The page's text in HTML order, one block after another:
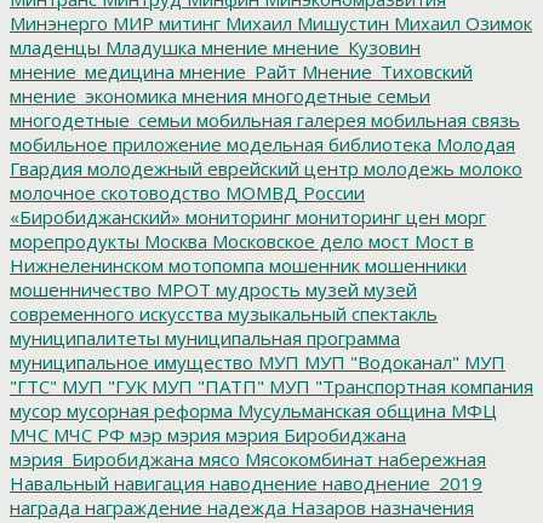
Минэнерго МИР митинг Михаил Мишустин Михаил Озимок
младенцы Младушка мнение мнение_Кузовин
мнение_медицина мнение_Райт Мнение_Тиховский
мнение_экономика мнения многодетные семьи
многодетные_семьи мобильная галерея мобильная связь
мобильное приложение модельная библиотека Молодая
Гвардия молодежный еврейский центр молодежь молоко
молочное скотоводство МОМВД России
«Биробиджанский» мониторинг мониторинг цен морг
морепродукты Москва Московское дело мост Мост в
Нижнеленинском мотопомпа мошенник мошенники
мошенничество МРОТ мудрость музей музей
современного искусства музыкальный спектакль
муниципалитеты муниципальная программа
муниципальное имущество МУП МУП "Водоканал" МУП
"ГТС" МУП "ГУК МУП "ПАТП" МУП "Транспортная компания
мусор мусорная реформа Мусульманская община МФЦ
МЧС МЧС РФ мэр мэрия мэрия Биробиджана
мэрия_Биробиджана мясо Мясокомбинат набережная
Навальный навигация наводнение наводнение_2019
награда награждение надежда Назаров назначения